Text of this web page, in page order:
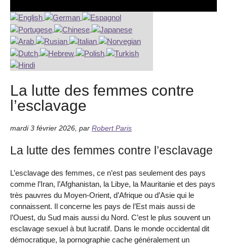
La lutte des femmes contre
l’esclavage
mardi 3 février 2026 par Robert Paris
La lutte des femmes contre l’esclavage
L’esclavage des femmes, ce n’est pas seulement des pays
comme l’Iran, l’Afghanistan, la Libye, la Mauritanie et des pays
très pauvres du Moyen-Orient, d’Afrique ou d’Asie qui le
connaissent. Il concerne les pays de l’Est mais aussi de
l’Ouest, du Sud mais aussi du Nord. C’est le plus souvent un
esclavage sexuel à but lucratif. Dans le monde occidental dit
démocratique, la pornographie cache généralement un